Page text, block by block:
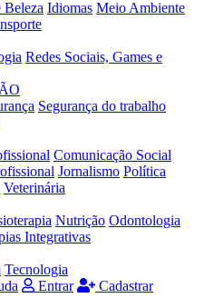
Beleza Idiomas Meio Ambiente
Redes Sociais, Games e
Segurança do trabalho
Comunicação Social
Jornalismo Política
Veterinária
Nutrição Odontologia
Integrativas
Tecnologia
Entrar Cadastrar